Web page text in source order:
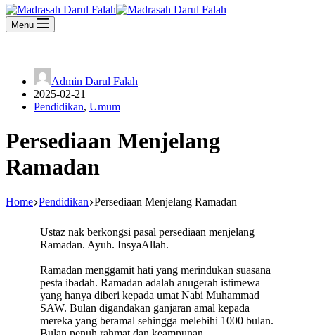
Menu
Admin Darul Falah
2025-02-21
Pendidikan, Umum
Persediaan Menjelang
Ramadan
Home Pendidikan Persediaan Menjelang Ramadan
Ustaz nak berkongsi pasal persediaan menjelang
Ramadan. Ayuh. InsyaAllah.
Ramadan menggamit hati yang merindukan suasana
pesta ibadah. Ramadan adalah anugerah istimewa
yang hanya diberi kepada umat Nabi Muhammad
SAW. Bulan digandakan ganjaran amal kepada
mereka yang beramal sehingga melebihi 1000 bulan.